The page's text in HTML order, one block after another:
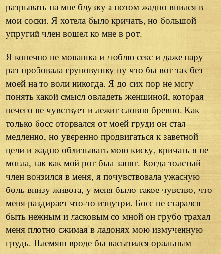
разрывать на мне блузку а потом жадно впился в
мои соски. Я хотела было кричать, но большой
упругий член вошел ко мне в рот.
Я конечно не монашка и люблю секс и даже пару
раз пробовала груповушку ну что бы вот так без
моей на то воли никогда. Я до сих пор не могу
понять какой смысл овладеть женщиной, которая
нечего не чувствует и лежит словно бревно. Как
только босс оторвался от моей груди он стал
медленно, но уверенно продвигаться к заветной
цели и жадно облизывать мою киску, кричать я не
могла, так как мой рот был занят. Когда толстый
член вонзился в меня, я почувствовала ужасную
боль внизу живота, у меня было такое чувство, что
меня раздирает что-то изнутри. Босс не старался
быть нежным и ласковым со мной он грубо трахал
меня плотно сжимая в ладонях мою измученную
грудь. Племяш вроде бы насытился оральным